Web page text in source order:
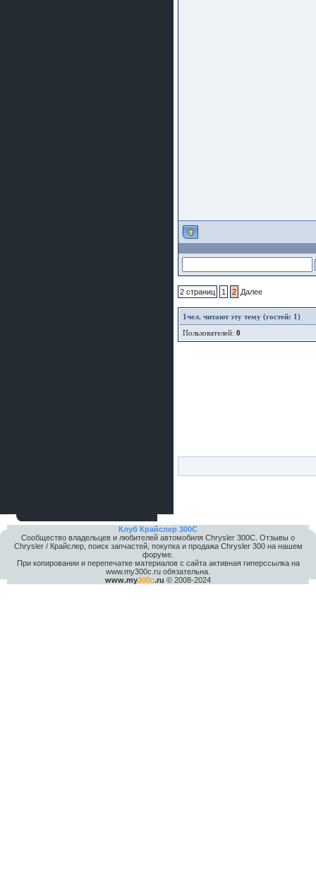
2 страниц 1 2 Далее
1чел. читают эту тему (гостей: 1)
Пользователей: 0
Клуб Крайслер 300C
Сообщество владельцев и любителей автомобиля Chrysler 300С. Отзывы о
Chrysler / Крайслер, поиск запчастей, покупка и продажа Chrysler 300 на нашем
форуме.
При копировании и перепечатке материалов с сайта активная гиперссылка на
www.my300c.ru обязательна.
www.my300c.ru © 2008-2024